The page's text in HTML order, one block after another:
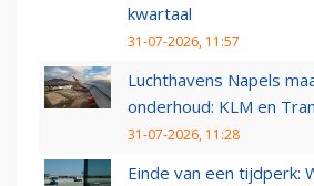
kwartaal
31-07-2026, 11:57
Luchthavens Napels
onderhoud: KLM en
31-07-2026, 11:28
Einde van een tijdperk: